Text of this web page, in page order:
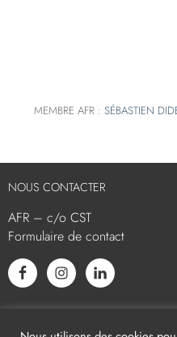
MEMBRE AFR :SÉBASTIEN
NOUS CONTACTER
AFR – c/o CST
Formulaire de contact